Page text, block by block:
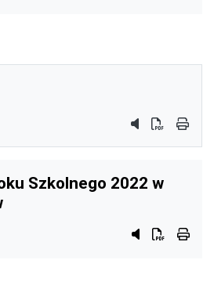
przycisk do
przycisk
Szkolnego 2022 w
Przycisk
Przycisk